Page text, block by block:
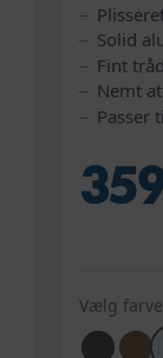
Solid
Fint
Nemt
Passer
Vælg